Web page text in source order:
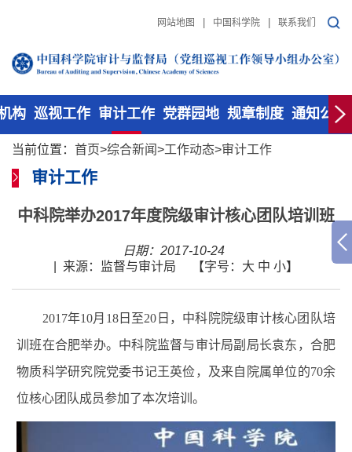
网站地图 中国科学院 联系我们
构 巡视工作 审计工作 党群园地 规章制度 通知公告
当前位置： 首页>综合新闻>工作动态>审计工作
审计工作
中科院举办2017年度院级审计核心团队培训班
日期：2017-10-24
来源：监督与审计局 【字号： 大 中 小】
2017年10月18日至20日，中科院院级审计核心团队培
训班在合肥举办。中科院监督与审计局副局长袁东，合肥
物质科学研究院党委书记王英俭，及来自院属单位的70余
位核心团队成员参加了本次培训。